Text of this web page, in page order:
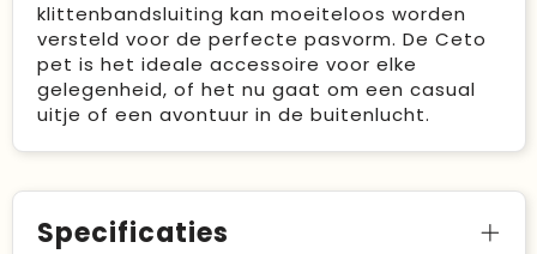
klittenbandsluiting kan moeiteloos worden
versteld voor de perfecte pasvorm. De Ceto
pet is het ideale accessoire voor elke
gelegenheid, of het nu gaat om een casual
uitje of een avontuur in de buitenlucht.
Specificaties